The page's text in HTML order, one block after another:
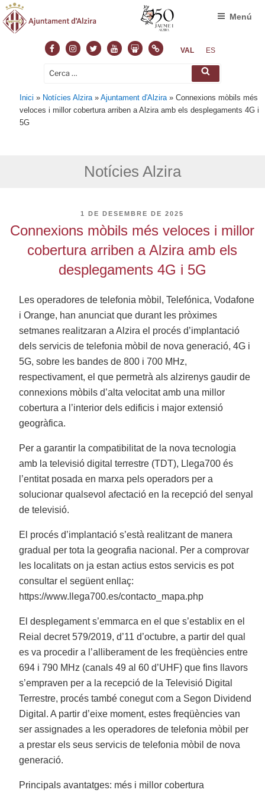
FacebookInstagram
TwitterYoutubeSlideshare
NormasVAL ES
Cerca: Cerca
Menú
Inici » Notícies Alzira »Ajuntament d'Alzira »Connexions mòbils més
veloces i millor cobertura arriben a Alzira amb els desplegaments 4G i
5G
Notícies Alzira
PUBLICAT
1 DE DESEMBRE DE 2025
Connexions mòbils més veloces i millor
cobertura arriben a Alzira amb els
desplegaments 4G i 5G
Les operadores de telefonia mòbil, Telefónica, Vodafone
i Orange, han anunciat que durant les pròximes
setmanes realitzaran a Alzira el procés d’implantació
dels servicis de telefonia mòbil de nova generació, 4G i
5G, sobre les bandes de 800 i 700 MHz,
respectivament, el que permetrà als alzirenys gaudir de
connexions mòbils d’alta velocitat amb una millor
cobertura a l’interior dels edificis i major extensió
geogràfica.
Per a garantir la compatibilitat de la nova tecnologia
amb la televisió digital terrestre (TDT), Llega700 és
l’entitat posada en marxa pels operadors per a
solucionar qualsevol afectació en la recepció del senyal
de televisió.
El procés d’implantació s’està realitzant de manera
gradual per tota la geografia nacional. Per a comprovar
les localitats on ja estan actius estos servicis es pot
consultar el següent enllaç:
https://www.llega700.es/contacto_mapa.php
El desplegament s’emmarca en el que s’establix en el
Reial decret 579/2019, d’11 d’octubre, a partir del qual
es va procedir a l’alliberament de les freqüències entre
694 i 790 MHz (canals 49 al 60 d’UHF) que fins llavors
s’empraven per a la recepció de la Televisió Digital
Terrestre, procés també conegut com a Segon Dividend
Digital. A partir d’eixe moment, estes freqüències van
ser assignades a les operadores de telefonia mòbil per
a prestar els seus servicis de telefonia mòbil de nova
generació.
Principals avantatges: més i millor cobertura